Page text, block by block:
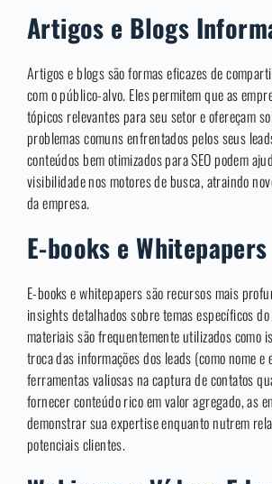
Artigos e Blogs
Artigos e blogs são formas eficazes de
com o público-alvo. Eles permitem que as
tópicos relevantes para seu setor e ofereçam
problemas comuns enfrentados pelos seus
conteúdos bem otimizados para SEO podem
visibilidade nos motores de busca, atraindo
da empresa.
E-books e Whitepapers
E-books e whitepapers são recursos mais
insights detalhados sobre temas específicos do
materiais são frequentemente utilizados como
troca das informações dos leads (como nome
ferramentas valiosas na captura de contatos
fornecer conteúdo rico em valor agregado, as
demonstrar sua expertise enquanto nutrem
potenciais clientes.